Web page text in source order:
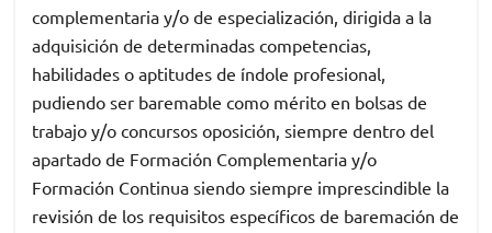
complementaria y/o de especialización, dirigida a la
adquisición de determinadas competencias,
habilidades o aptitudes de índole profesional,
pudiendo ser baremable como mérito en bolsas de
trabajo y/o concursos oposición, siempre dentro del
apartado de Formación Complementaria y/o
Formación Continua siendo siempre imprescindible la
revisión de los requisitos específicos de baremación de